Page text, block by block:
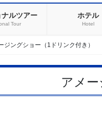
ルツアー
Tour
ホテル
Hotel
ジングショー（1ドリンク付き）
アメー